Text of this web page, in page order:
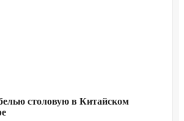
столовую в Китайском